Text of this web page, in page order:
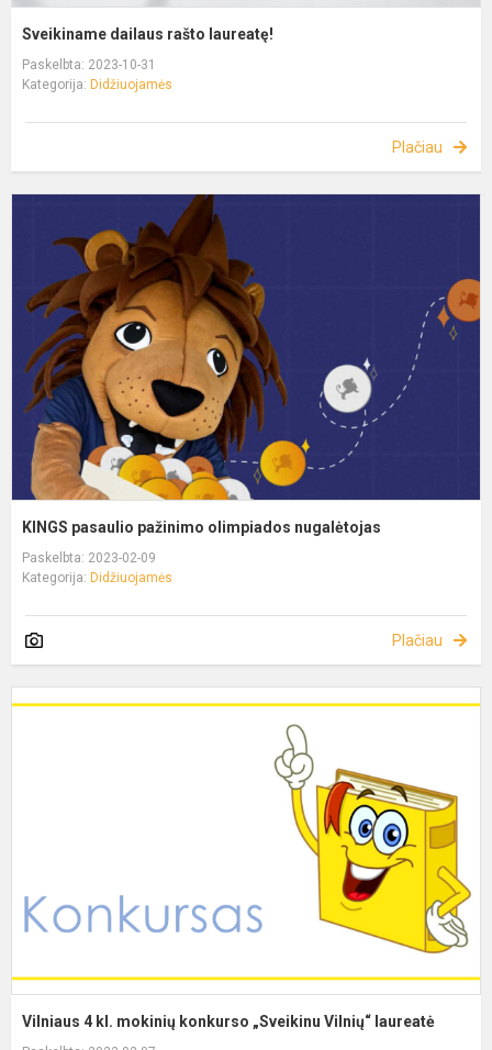
Sveikiname dailaus rašto laureatę!
Paskelbta: 2023-10-31
Kategorija: Didžiuojamės
Plačiau
KINGS pasaulio pažinimo olimpiados nugalėtojas
Paskelbta: 2023-02-09
Kategorija: Didžiuojamės
Plačiau
Vilniaus 4 kl. mokinių konkurso „Sveikinu Vilnių“ laureatė